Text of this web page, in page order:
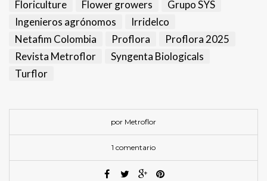
Floriculture
Flower growers
Grupo SYS
Ingenieros agrónomos
Irridelco
Netafim Colombia
Proflora
Proflora 2025
Revista Metroflor
Syngenta Biologicals
Turflor
por Metroflor
1 comentario